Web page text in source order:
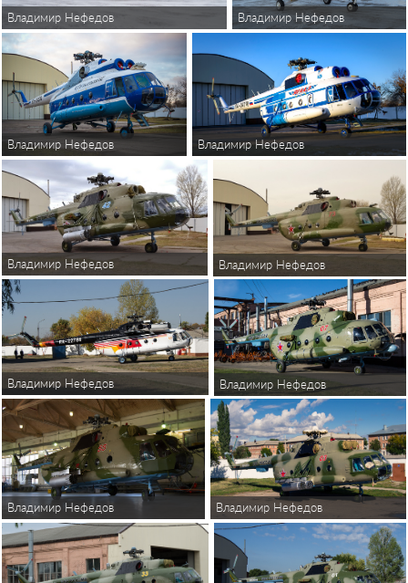
Владимир Нефедов Владимир Нефедов
Владимир Нефедов Владимир Нефедов
Владимир Нефедов Владимир Нефедов
Владимир Нефедов Владимир Нефедов
Владимир Нефедов Владимир Нефедов